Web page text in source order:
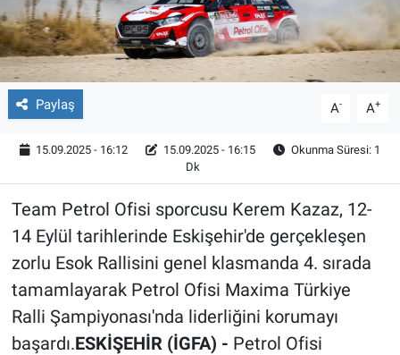
Paylaş A- A+
15.09.2025 - 16:12 15.09.2025 - 16:15
Okunma Süresi: 1
Dk
Team Petrol Ofisi sporcusu Kerem Kazaz, 12-
14 Eylül tarihlerinde Eskişehir'de gerçekleşen
zorlu Esok Rallisini genel klasmanda 4. sırada
tamamlayarak Petrol Ofisi Maxima Türkiye
Ralli Şampiyonası'nda liderliğini korumayı
başardı.ESKİŞEHİR (İGFA) - Petrol Ofisi
Video Galeri